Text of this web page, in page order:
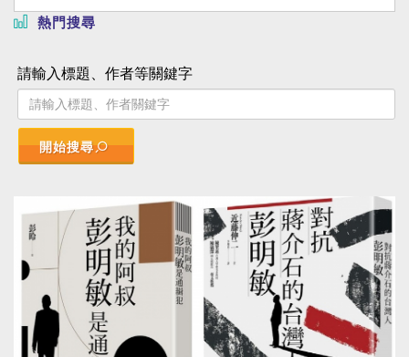
熱門搜尋
請輸入標題、作者等關鍵字
開始搜尋